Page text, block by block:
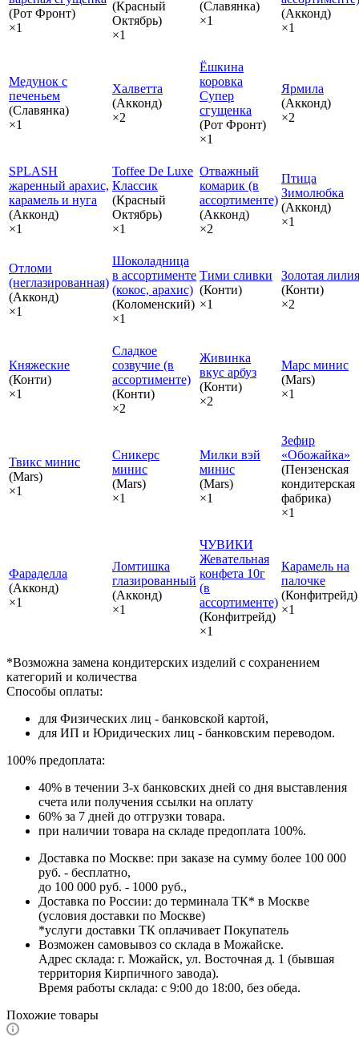
(Рот Фронт)
×1
(Красный
Октябрь)
×1
(Славянка)
×1
(Акконд)
×1
Медунок с
печеньем
(Славянка)
×1
Халветта
(Акконд)
×2
Ёшкина
коровка
Супер
сгущенка
(Рот Фронт)
×1
Ярмила
(Акконд)
×2
SPLASH
жаренный арахис,
карамель и нуга
(Акконд)
×1
Toffee De Luxe
Классик
(Красный
Октябрь)
×1
Отважный
комарик (в
ассортименте)
(Акконд)
×2
Птица
Зимолюбка
(Акконд)
×1
Отломи
(неглазированная)
(Акконд)
×1
Шоколадница
в ассортименте
(кокос, арахис)
(Коломенский)
×1
Тими сливки
(Конти)
×1
Золотая лилия
(Конти)
×2
Княжеские
(Конти)
×1
Сладкое
созвучие (в
ассортименте)
(Конти)
×2
Живинка
вкус арбуз
(Конти)
×2
Марс минис
(Mars)
×1
Твикс минис
(Mars)
×1
Сникерс
минис
(Mars)
×1
Милки вэй
минис
(Mars)
×1
Зефир
«Обожайка»
(Пензенская
кондитерская
фабрика)
×1
Фараделла
(Акконд)
×1
Ломтишка
глазированный
(Акконд)
×1
ЧУВИКИ
Жевательная
конфета 10г
(в
ассортименте)
(Конфитрейд)
×1
Карамель на
палочке
(Конфитрейд)
×1
*Возможна замена кондитерских изделий с сохранением
категорий и количества
Способы оплаты:
для Физических лиц - банковской картой,
для ИП и Юридических лиц - банковским переводом.
100% предоплата:
40% в течении 3-х банковских дней со дня выставления
счета или получения ссылки на оплату
60% за 7 дней до отгрузки товара.
при наличии товара на складе предоплата 100%.
Доставка по Москве: при заказе на сумму более 100 000
руб. - бесплатно,
до 100 000 руб. - 1000 руб.,
Доставка по России: до терминала ТК* в Москве
(условия доставки по Москве)
*услуги доставки ТК оплачивает Покупатель
Возможен самовывоз со склада в Можайске.
Адрес склада: г. Можайск, ул. Восточная д. 1 (бывшая
территория Кирпичного завода).
Время работы склада: с 9:00 до 18:00, без обеда.
Похожие товары